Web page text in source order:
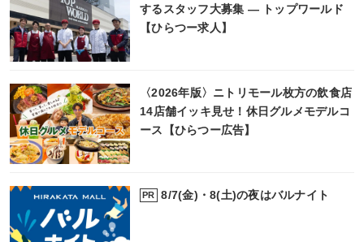
するスタッフ大募集 ― トップワールド
【ひらつー求人】
〈2026年版〉ニトリモール枚方の飲食店
14店舗イッキ見せ！休日グルメモデルコ
ース【ひらつー広告】
PR 8/7(金)・8(土)の夜はバルナイト